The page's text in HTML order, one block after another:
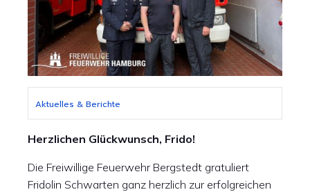
Aktuelles & Berichte
Herzlichen Glückwunsch, Frido!
Die Freiwillige Feuerwehr Bergstedt gratuliert
Fridolin Schwarten ganz herzlich zur erfolgreichen